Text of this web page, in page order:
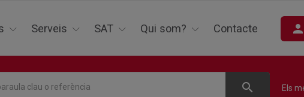
Serveis SAT Qui som? Contacte person
search Els